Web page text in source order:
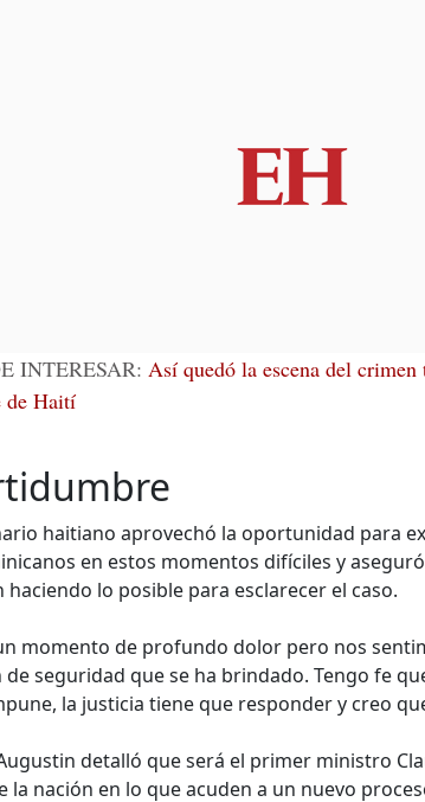
INTERESAR: Así quedó la escena del crimen
de Haití
haitiano aprovechó la oportunidad para
en estos momentos difíciles y
haciendo lo posible para esclarecer el caso.
momento de profundo dolor pero nos
de seguridad que se ha brindado. Tengo fe
la justicia tiene que responder y creo
detalló que será el primer ministro
la nación en lo que acuden a un nuevo